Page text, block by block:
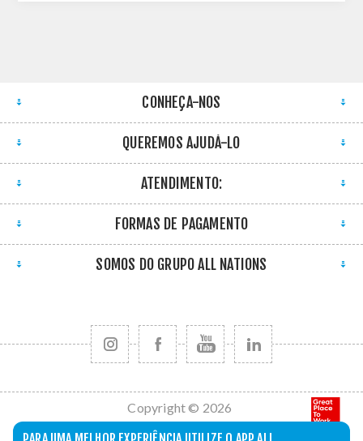
CONHEÇA-NOS
QUEREMOS AJUDÁ-LO
ATENDIMENTO:
FORMAS DE PAGAMENTO
SOMOS DO GRUPO ALL NATIONS
Copyright © 2026
All Nations. Todos